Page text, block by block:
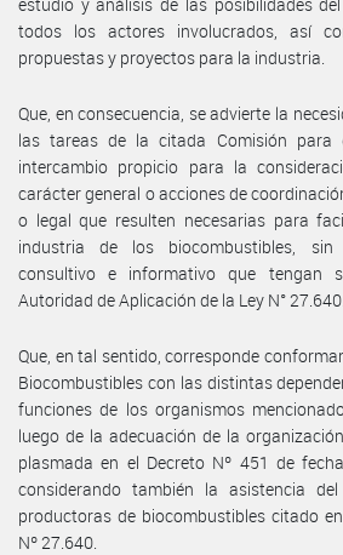
todos los actores involucrados, así
propuestas y proyectos para la industria.
Que, en consecuencia, se advierte la
las tareas de la citada Comisión para
intercambio propicio para la
carácter general o acciones de
o legal que resulten necesarias para
industria de los biocombustibles,
consultivo e informativo que tengan
Autoridad de Aplicación de la Ley N° 27.640.
Que, en tal sentido, corresponde
Biocombustibles con las distintas
funciones de los organismos
luego de la adecuación de la
plasmada en el Decreto Nº 451 de
considerando también la asistencia
productoras de biocombustibles citado
Nº 27.640.